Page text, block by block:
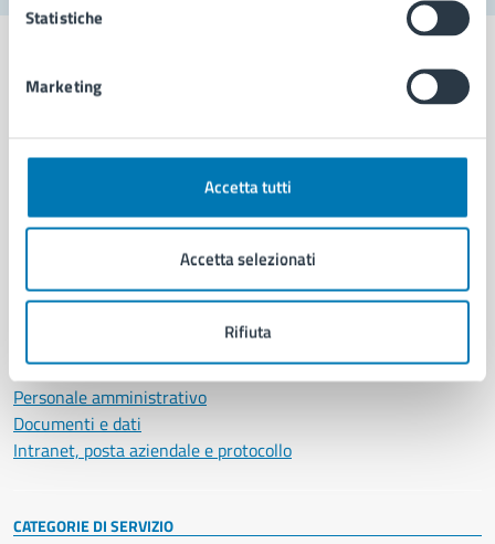
Statistiche
Marketing
Accetta tutti
Accetta selezionati
Rifiuta
Aree amministrative
Municipalità
Politici
Personale amministrativo
Documenti e dati
Intranet, posta aziendale e protocollo
CATEGORIE DI SERVIZIO